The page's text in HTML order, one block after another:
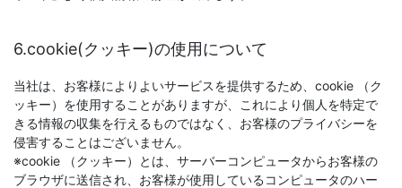
6.cookie(クッキー)の使用について
当社は、お客様によりよいサービスを提供するため、cookie （ク
ッキー）を使用することがありますが、これにより個人を特定で
きる情報の収集を行えるものではなく、お客様のプライバシーを
侵害することはございません。
※cookie （クッキー）とは、サーバーコンピュータからお客様の
ブラウザに送信され、お客様が使用しているコンピュータのハー